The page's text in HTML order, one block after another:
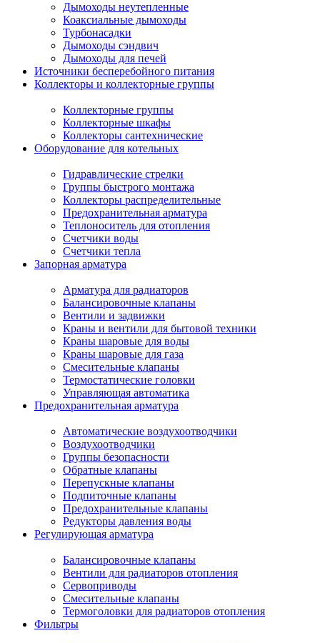
Дымоходы неутепленные
Коаксиальные дымоходы
Турбонасадки
Дымоходы сэндвич
Дымоходы для печей
Источники бесперебойного питания
Коллекторы и коллекторные группы
Коллекторные группы
Коллекторные шкафы
Коллекторы сантехнические
Оборудование для котельных
Гидравлические стрелки
Группы быстрого монтажа
Коллекторы распределительные
Предохранительная арматура
Теплоноситель для отопления
Счетчики воды
Счетчики тепла
Запорная арматура
Арматура для радиаторов
Балансировочные клапаны
Вентили и задвижки
Краны и вентили для бытовой техники
Краны шаровые для воды
Краны шаровые для газа
Смесительные клапаны
Термостатические головки
Управляющая автоматика
Предохранительная арматура
Автоматические воздухоотводчики
Воздухоотводчики
Группы безопасности
Обратные клапаны
Перепускные клапаны
Подпиточные клапаны
Предохранительные клапаны
Редукторы давления воды
Регулирующая арматура
Балансировочные клапаны
Вентили для радиаторов отопления
Сервоприводы
Смесительные клапаны
Термоголовки для радиаторов отопления
Фильтры